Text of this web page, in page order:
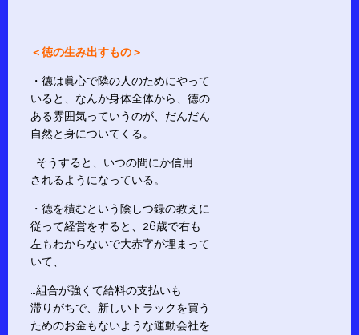
＜徳の生み出すもの＞
・徳は眞心で隣の人のためにやって
いると、なんか身体全体から、徳の
ある雰囲気っていうのが、だんだん
自然と身についてくる。
…そうすると、いつの間にか信用
されるようになっている。
・徳を積むという陰しつ録の教えに
従って経営をすると、26歳で右も
左もわからないで大赤字が埋まって
いて、
…組合が強くて給料の支払いも
滞りがちで、新しいトラックを買う
ためのお金もないような運動会社を